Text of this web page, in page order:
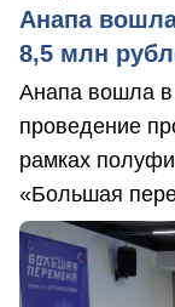
Анапа
8,5 млн
Анапа вошла в
проведение
рамках
«Большая